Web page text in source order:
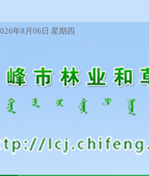
年8月06日 星期四